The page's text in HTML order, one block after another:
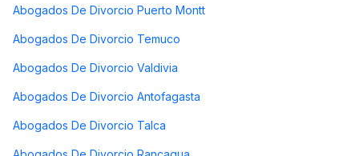
Abogados De Divorcio Puerto Montt
Abogados De Divorcio Temuco
Abogados De Divorcio Valdivia
Abogados De Divorcio Antofagasta
Abogados De Divorcio Talca